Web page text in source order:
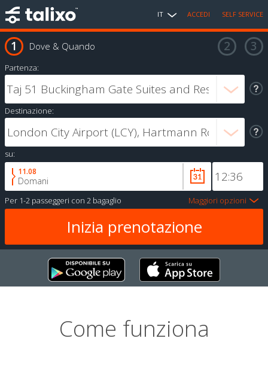
IT ACCEDI SELF SERVICE
Dove & Quando
Partenza:
Destinazione:
su:
11.08
Domani
Per 1-2 passeggeri con 2 bagaglio Maggiori opzioni
Come funziona